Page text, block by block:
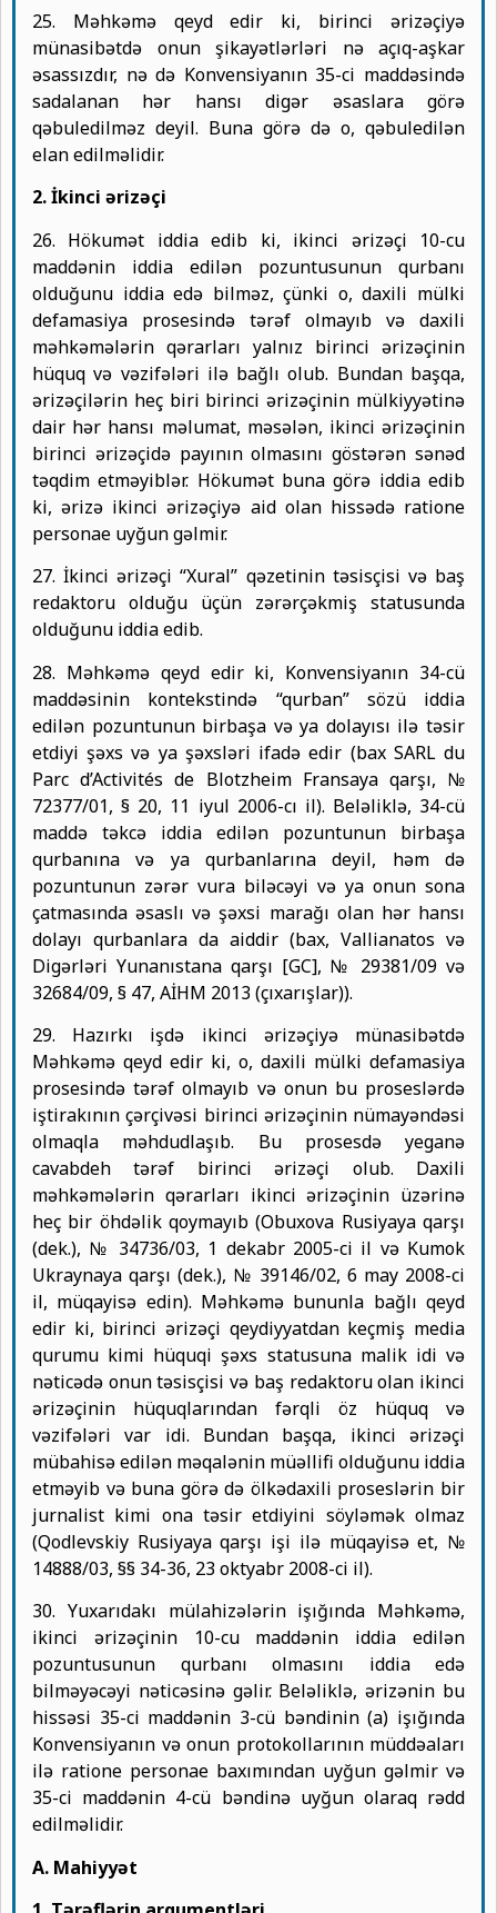
25. Məhkəmə qeyd edir ki, birinci ərizəçiyə
münasibətdə onun şikayətlərləri nə açıq-aşkar
əsassızdır, nə də Konvensiyanın 35-ci maddəsində
sadalanan hər hansı digər əsaslara görə
qəbuledilməz deyil. Buna görə də o, qəbuledilən
elan edilməlidir.
2. İkinci ərizəçi
26. Hökumət iddia edib ki, ikinci ərizəçi 10-cu
maddənin iddia edilən pozuntusunun qurbanı
olduğunu iddia edə bilməz, çünki o, daxili mülki
defamasiya prosesində tərəf olmayıb və daxili
məhkəmələrin qərarları yalnız birinci ərizəçinin
hüquq və vəzifələri ilə bağlı olub. Bundan başqa,
ərizəçilərin heç biri birinci ərizəçinin mülkiyyətinə
dair hər hansı məlumat, məsələn, ikinci ərizəçinin
birinci ərizəçidə payının olmasını göstərən sənəd
təqdim etməyiblər. Hökumət buna görə iddia edib
ki, ərizə ikinci ərizəçiyə aid olan hissədə ratione
personae uyğun gəlmir.
27. İkinci ərizəçi “Xural” qəzetinin təsisçisi və baş
redaktoru olduğu üçün zərərçəkmiş statusunda
olduğunu iddia edib.
28. Məhkəmə qeyd edir ki, Konvensiyanın 34-cü
maddəsinin kontekstində “qurban” sözü iddia
edilən pozuntunun birbaşa və ya dolayısı ilə təsir
etdiyi şəxs və ya şəxsləri ifadə edir (bax SARL du
Parc d’Activités de Blotzheim Fransaya qarşı, №
72377/01, § 20, 11 iyul 2006-cı il). Beləliklə, 34-cü
maddə təkcə iddia edilən pozuntunun birbaşa
qurbanına və ya qurbanlarına deyil, həm də
pozuntunun zərər vura biləcəyi və ya onun sona
çatmasında əsaslı və şəxsi marağı olan hər hansı
dolayı qurbanlara da aiddir (bax, Vallianatos və
Digərləri Yunanıstana qarşı [GC], № 29381/09 və
32684/09, § 47, AİHM 2013 (çıxarışlar)).
29. Hazırkı işdə ikinci ərizəçiyə münasibətdə
Məhkəmə qeyd edir ki, o, daxili mülki defamasiya
prosesində tərəf olmayıb və onun bu proseslərdə
iştirakının çərçivəsi birinci ərizəçinin nümayəndəsi
olmaqla məhdudlaşıb. Bu prosesdə yeganə
cavabdeh tərəf birinci ərizəçi olub. Daxili
məhkəmələrin qərarları ikinci ərizəçinin üzərinə
heç bir öhdəlik qoymayıb (Obuxova Rusiyaya qarşı
(dek.), № 34736/03, 1 dekabr 2005-ci il və Kumok
Ukraynaya qarşı (dek.), № 39146/02, 6 may 2008-ci
il, müqayisə edin). Məhkəmə bununla bağlı qeyd
edir ki, birinci ərizəçi qeydiyyatdan keçmiş media
qurumu kimi hüquqi şəxs statusuna malik idi və
nəticədə onun təsisçisi və baş redaktoru olan ikinci
ərizəçinin hüquqlarından fərqli öz hüquq və
vəzifələri var idi. Bundan başqa, ikinci ərizəçi
mübahisə edilən məqalənin müəllifi olduğunu iddia
etməyib və buna görə də ölkədaxili proseslərin bir
jurnalist kimi ona təsir etdiyini söyləmək olmaz
(Qodlevskiy Rusiyaya qarşı işi ilə müqayisə et, №
14888/03, §§ 34-36, 23 oktyabr 2008-ci il).
30. Yuxarıdakı mülahizələrin işığında Məhkəmə,
ikinci ərizəçinin 10-cu maddənin iddia edilən
pozuntusunun qurbanı olmasını iddia edə
bilməyəcəyi nəticəsinə gəlir. Beləliklə, ərizənin bu
hissəsi 35-ci maddənin 3-cü bəndinin (a) işığında
Konvensiyanın və onun protokollarının müddəaları
ilə ratione personae baxımından uyğun gəlmir və
35-ci maddənin 4-cü bəndinə uyğun olaraq rədd
edilməlidir.
A. Mahiyyət